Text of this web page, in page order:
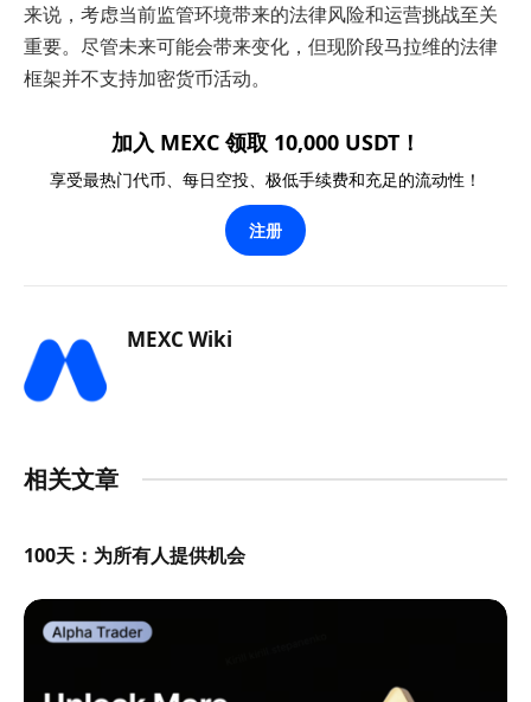
来说，考虑当前监管环境带来的法律风险和运营挑战至关
重要。尽管未来可能会带来变化，但现阶段马拉维的法律
框架并不支持加密货币活动。
加入 MEXC 领取 10,000 USDT！
享受最热门代币、每日空投、极低手续费和充足的流动性！
注册
MEXC Wiki
相关文章
100天：为所有人提供机会